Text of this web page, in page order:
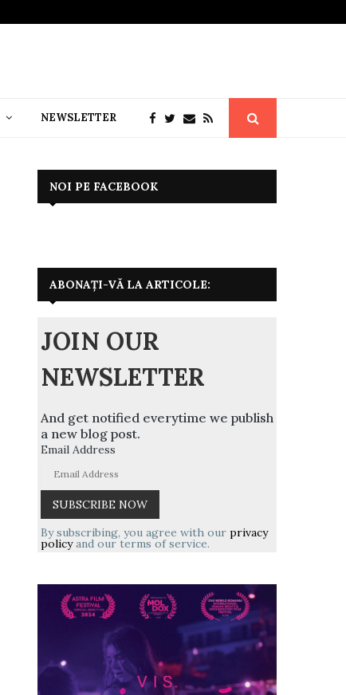
NEWSLETTER
NOI PE FACEBOOK
ABONAȚI-VĂ LA ARTICOLE:
JOIN OUR
NEWSLETTER
And get notified everytime we publish
a new blog post.
Email Address
By subscribing, you agree with our privacy
policyand our terms of service.